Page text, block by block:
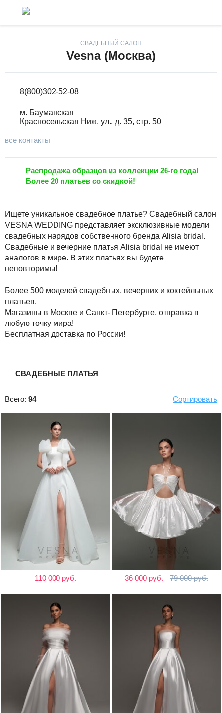
СВАДЕБНЫЙ САЛОН
Vesna (Москва)
8(800)302-52-08
м. Бауманская
Красносельская Ниж. ул., д. 35, стр. 50
все контакты
Распродажа образцов из коллекции 26-го года!
Более 20 платьев со скидкой!
Ищете уникальное свадебное платье? Свадебный салон
VESNA WEDDING представляет эксклюзивные модели
свадебных нарядов собственного бренда Alisia bridal.
Свадебные и вечерние платья Alisia bridal не имеют
аналогов в мире. В этих платьях вы будете
неповторимы!
Более 500 моделей свадебных, вечерних и коктейльных
платьев.
Магазины в Москве и Санкт- Петербурге, отправка в
любую точку мира!
Бесплатная доставка по России!
СВАДЕБНЫЕ ПЛАТЬЯ
Всего: 94 Сортировать
110 000 руб. 36 000 руб. 79 000 руб.